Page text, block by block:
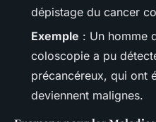
dépistage du cancer
Exemple : Un homme
coloscopie a pu
précancéreux, qui ont
deviennent malignes.